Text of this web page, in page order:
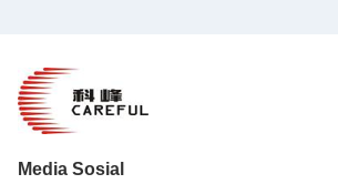
Media Sosial